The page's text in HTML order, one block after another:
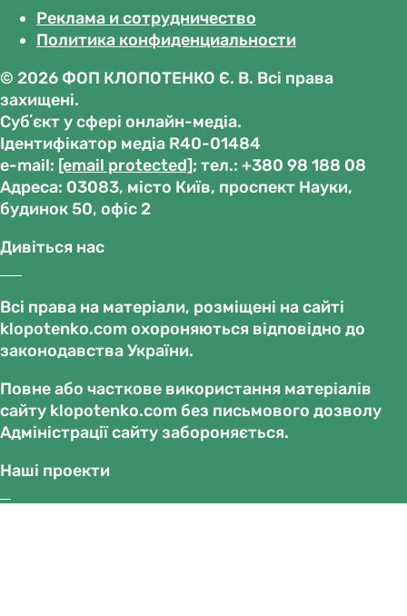
Реклама и сотрудничество
Политика конфиденциальности
© 2026 ФОП КЛОПОТЕНКО Є. В. Всі права
захищені.
Субʼєкт у сфері онлайн-медіа.
Ідентифікатор медіа R40-01484
е-mail: [email protected]; тел.: +380 98 188 08
Адреса: 03083, місто Київ, проспект Науки,
будинок 50, офіс 2
Дивіться нас
Всі права на матеріали, розміщені на сайті
klopotenko.com охороняються відповідно до
законодавства України.
Повне або часткове використання матеріалів
сайту klopotenko.com без письмового дозволу
Адміністрації сайту забороняється.
Наші проекти